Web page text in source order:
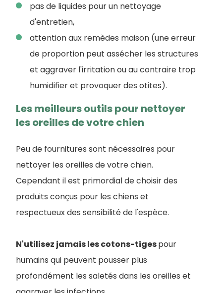
pas de liquides pour un nettoyage
d'entretien,
attention aux remèdes maison (une erreur
de proportion peut assécher les structures
et aggraver l'irritation ou au contraire trop
humidifier et provoquer des otites).
Les meilleurs outils pour nettoyer
les oreilles de votre chien
Peu de fournitures sont nécessaires pour
nettoyer les oreilles de votre chien.
Cependant il est primordial de choisir des
produits conçus pour les chiens et
respectueux des sensibilité de l'espèce.
N'utilisez jamais les cotons-tigespour
humains qui peuvent pousser plus
profondément les saletés dans les oreilles et